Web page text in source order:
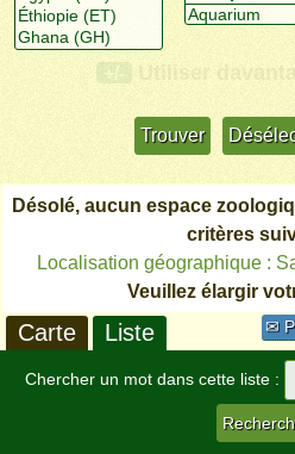
+/- Utiliser
Désolé, aucun espace
critères
Localisation géographique :
Veuillez élargir
✉
Carte Liste
Chercher un mot dans cette liste :